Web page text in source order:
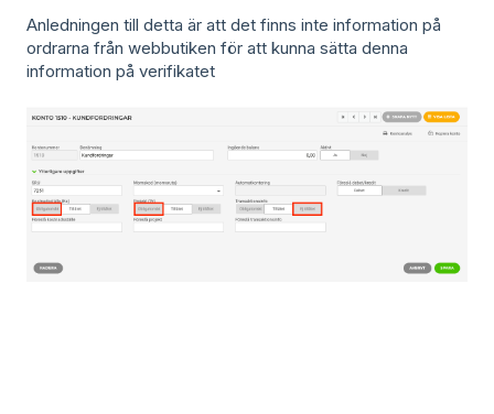
Anledningen till detta är att det finns inte information på
ordrarna från webbutiken för att kunna sätta denna
information på verifikatet